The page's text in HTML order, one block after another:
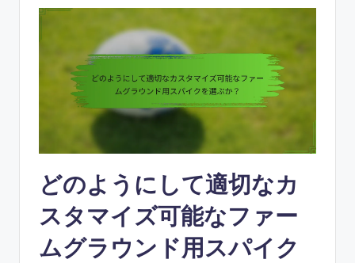
どのようにして適切なカ
スタマイズ可能なファー
ムグラウンド用スパイク